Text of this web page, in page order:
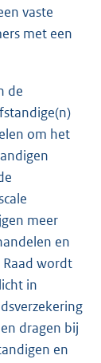
vaste
met een
de
om het
meer
en
Raad wordt
in
dragen bij
en